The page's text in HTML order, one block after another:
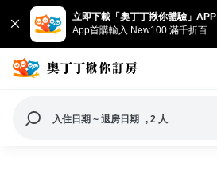
立即下載「奧丁丁揪你體驗」APP
App首購輸入 New100 滿千折百
入住日期 ~ 退房日期 , 2 人